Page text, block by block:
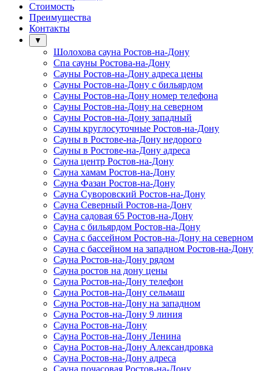
Стоимость
Преимущества
Контакты
▼
Шолохова сауна Ростов-на-Дону
Спа сауны Ростова-на-Дону
Сауны Ростов-на-Дону адреса цены
Сауны Ростов-на-Дону с бильярдом
Сауны Ростов-на-Дону номер телефона
Сауны Ростов-на-Дону на северном
Сауны Ростов-на-Дону западный
Сауны круглосуточные Ростов-на-Дону
Сауны в Ростове-на-Дону недорого
Сауны в Ростове-на-Дону адреса
Сауна центр Ростов-на-Дону
Сауна хамам Ростов-на-Дону
Сауна Фазан Ростов-на-Дону
Сауна Суворовский Ростов-на-Дону
Сауна Северный Ростов-на-Дону
Сауна садовая 65 Ростов-на-Дону
Сауна с бильярдом Ростов-на-Дону
Сауна с бассейном Ростов-на-Дону на северном
Сауна с бассейном на западном Ростов-на-Дону
Сауна Ростов-на-Дону рядом
Сауна ростов на дону цены
Сауна Ростов-на-Дону телефон
Сауна Ростов-на-Дону сельмаш
Сауна Ростов-на-Дону на западном
Сауна Ростов-на-Дону 9 линия
Сауна Ростов-на-Дону
Сауна Ростов-на-Дону Ленина
Сауна Ростов-на-Дону Александровка
Сауна Ростов-на-Дону адреса
Сауна почасовая Ростов-на-Дону